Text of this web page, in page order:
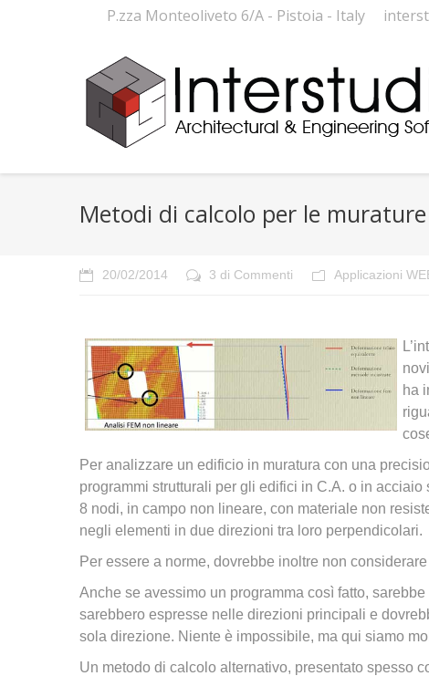
P.zza Monteoliveto 6/A - Pistoia - Italy
Metodi di calcolo per le murature
20/02/2014 3 di Commenti Applicazioni
ha
Per analizzare un edificio in muratura con una
programmi strutturali per gli edifici in C.A. o in
8 nodi, in campo non lineare, con materiale non
negli elementi in due direzioni tra loro perpendicolari.
Per essere a norme, dovrebbe inoltre non
Anche se avessimo un programma così fatto,
sarebbero espresse nelle direzioni principali e
sola direzione. Niente è impossibile, ma qui siamo
Un metodo di calcolo alternativo, presentato spesso